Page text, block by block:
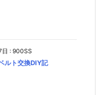
: 900SS
ルト交換DIY記